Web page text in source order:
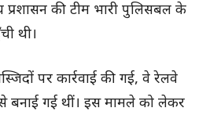
प्रशासन की टीम भारी पुलिसबल के
थी।
पर कार्रवाई की गई, वे रेलवे
गई थीं। इस मामले को लेकर